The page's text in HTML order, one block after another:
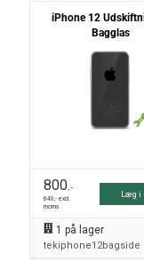
iPhone 12
Bagglas
800,-
640,- excl.
moms
Læg i
1 på lager
tekiphone12bagside